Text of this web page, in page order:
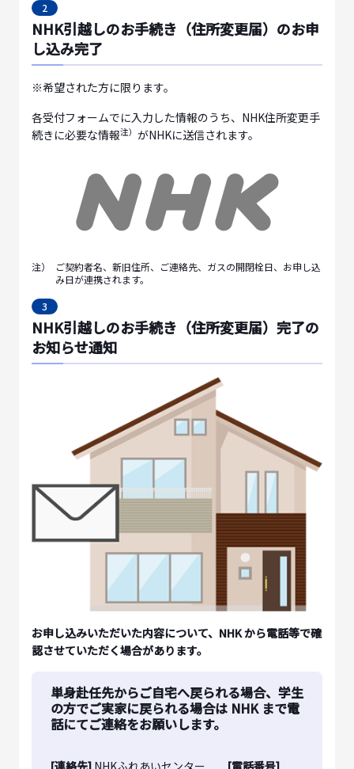
2
NHK引越しのお手続き（住所変更届）のお申
し込み完了
※希望された方に限ります。
各受付フォームでに入力した情報のうち、NHK住所変更手
続きに必要な情報注） がNHKに送信されます。
注）
ご契約者名、新旧住所、ご連絡先、ガスの開閉栓日、お申し込
み日が連携されます。
3
NHK引越しのお手続き（住所変更届）完了の
お知らせ通知
お申し込みいただいた内容について、NHK から電話等で確
認させていただく場合があります。
単身赴任先からご自宅へ戻られる場合、学生
の方でご実家に戻られる場合は NHK まで電
話にてご連絡をお願いします。